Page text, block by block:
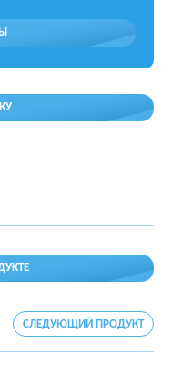
СЛЕДУЮЩИЙ ПРОДУКТ